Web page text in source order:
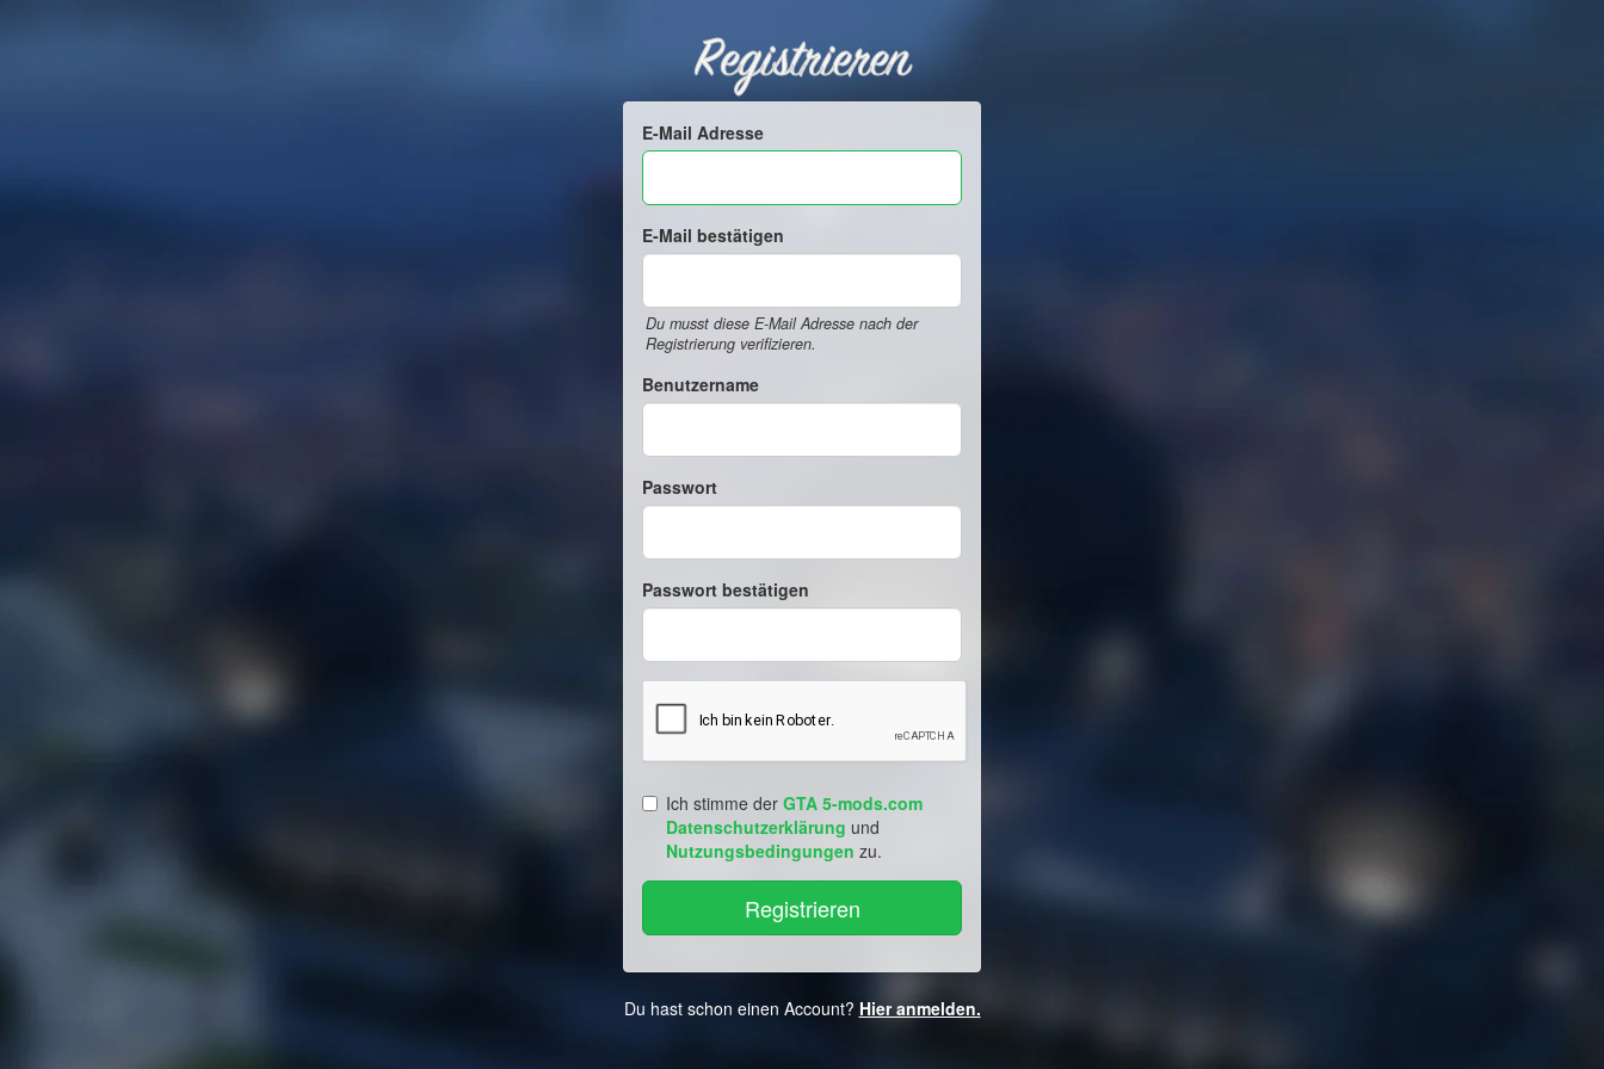
Registrieren
E-Mail Adresse
E-Mail bestätigen
Du musst diese E-Mail Adresse nach der
Registrierung verifizieren.
Benutzername
Passwort
Passwort bestätigen
Ich stimme der GTA 5-mods.com
Datenschutzerklärung und
Nutzungsbedingungen zu.
Du hast schon einen Account? Hier anmelden.